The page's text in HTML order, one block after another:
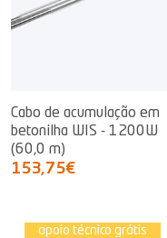
Cabo de acumulação em
betonilha WIS - 1200W
(60,0 m)
153,75€
apoio técnico grátis